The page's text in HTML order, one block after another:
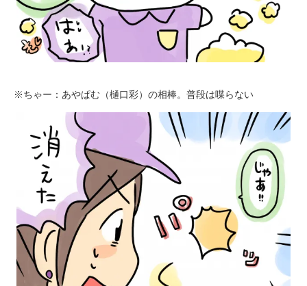
※ちゃー：あやぱむ（樋口彩）の相棒。普段は喋らない